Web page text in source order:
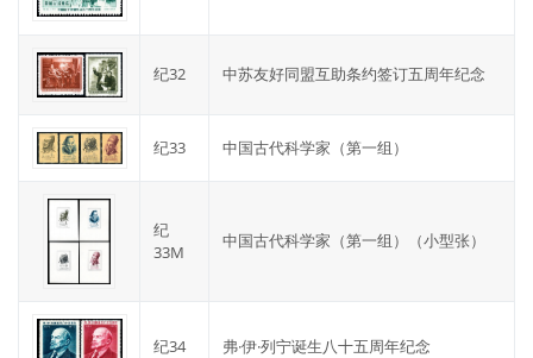
纪32 中苏友好同盟互助条约签订五周年纪念
纪33 中国古代科学家（第一组）
纪
33M
中国古代科学家（第一组）（小型张）
纪34 弗·伊·列宁诞生八十五周年纪念